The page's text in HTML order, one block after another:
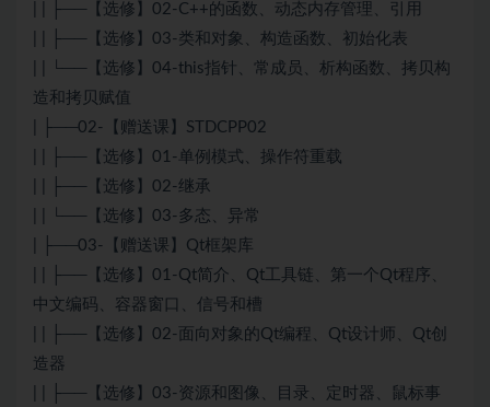
| | ├──【选修】02-C++的函数、动态内存管理、引用
| | ├──【选修】03-类和对象、构造函数、初始化表
| | └──【选修】04-this指针、常成员、析构函数、拷贝构
造和拷贝赋值
| ├──02-【赠送课】STDCPP02
| | ├──【选修】01-单例模式、操作符重载
| | ├──【选修】02-继承
| | └──【选修】03-多态、异常
| ├──03-【赠送课】Qt框架库
| | ├──【选修】01-Qt简介、Qt工具链、第一个Qt程序、
中文编码、容器窗口、信号和槽
| | ├──【选修】02-面向对象的Qt编程、Qt设计师、Qt创
造器
| | ├──【选修】03-资源和图像、目录、定时器、鼠标事